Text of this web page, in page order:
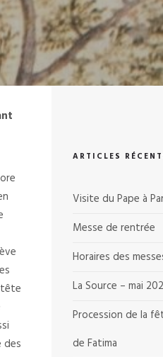
tête
des
ARTICLES
Visite du Pape à
Messe de rentrée
Horaires des
La Source – mai
Procession de la
de Fatima